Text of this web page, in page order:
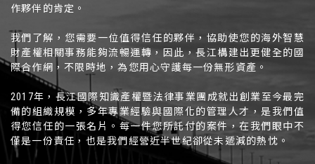
作夥伴的肯定。
我們了解，您需要一位值得信任的夥伴，協助使您的海外智慧
財產權相關事務能夠流暢運轉，因此，長江構建出更健全的國
際合作網，不限時地，為您用心守護每一份無形資產。
2017年，長江國際知識產權暨法律事業團成就出創業至今最完
備的組織規模，多年專業經驗與國際化的管理人才，是我們值
得您信任的一張名片。每一件您所託付的案件，在我們眼中不
僅是一份責任，也是我們經營近半世紀卻從未遞減的熱忱。